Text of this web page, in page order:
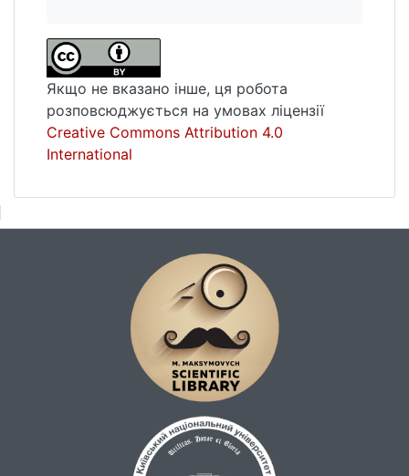
Якщо не вказано інше, ця робота
розповсюджується на умовах ліцензії
Creative Commons Attribution 4.0
International